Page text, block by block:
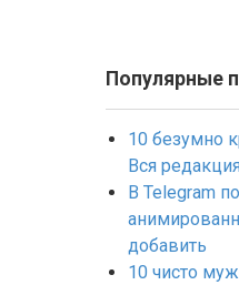
Популярные
10 безумно
Вся
В Telegram
добавить
10 чисто